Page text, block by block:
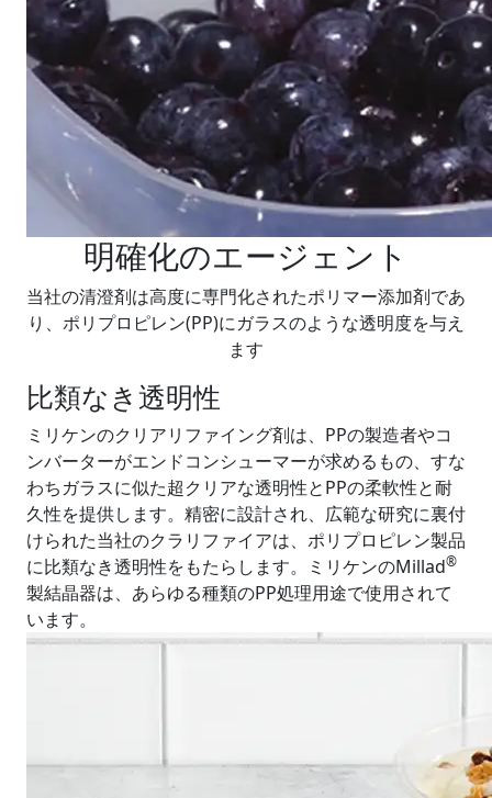
明確化のエージェント
当社の清澄剤は高度に専門化されたポリマー添加剤であ
り、ポリプロピレン(PP)にガラスのような透明度を与え
ます
比類なき透明性
ミリケンのクリアリファイング剤は、PPの製造者やコ
ンバーターがエンドコンシューマーが求めるもの、すな
わちガラスに似た超クリアな透明性とPPの柔軟性と耐
久性を提供します。精密に設計され、広範な研究に裏付
けられた当社のクラリファイアは、ポリプロピレン製品
に比類なき透明性をもたらします。ミリケンのMillad®
製結晶器は、あらゆる種類のPP処理用途で使用されて
います。